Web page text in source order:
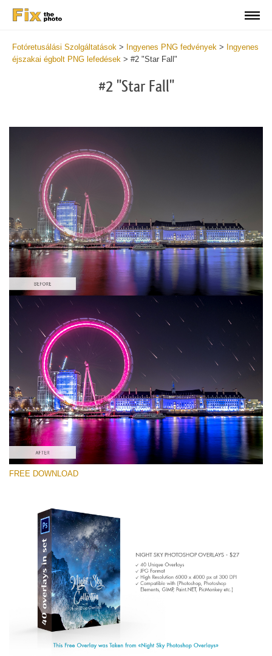
Fotóretusálási Szolgáltatások > Ingyenes PNG fedvények > Ingyenes
éjszakai égbolt PNG lefedések > #2 "Star Fall"
#2 "Star Fall"
Kérlek, válassz
Free PNG Overlay #2
Small 800*533px
Night Sky
(40 Overlays)
Large 6000*4000px
Large 6000*4000px
Entire Collection
(1783 Overlays)
Large 6000*4000px
Ingyenes letöltés
FREE DOWNLOAD